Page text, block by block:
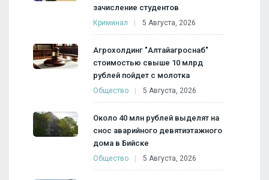
зачисление студентов
Криминал 5 Августа, 2026
Агрохолдинг "Алтайагроснаб"
стоимостью свыше 10 млрд
рублей пойдет с молотка
Общество 5 Августа, 2026
Около 40 млн рублей выделят на
снос аварийного девятиэтажного
дома в Бийске
Общество 5 Августа, 2026